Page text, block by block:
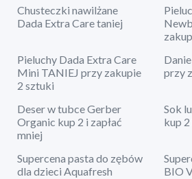
Chusteczki nawilżane
Dada Extra Care taniej
Pieluchy Dada Extra Care
Mini TANIEJ przy zakupie
2 sztuki
przy
Deser w tubce Gerber
Organic kup 2 i zapłać
mniej
Sok
kup 2
Supercena pasta do zębów
dla dzieci Aquafresh
BIO